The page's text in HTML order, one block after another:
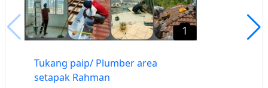
1
Tukang paip/ Plumber area
setapak Rahman